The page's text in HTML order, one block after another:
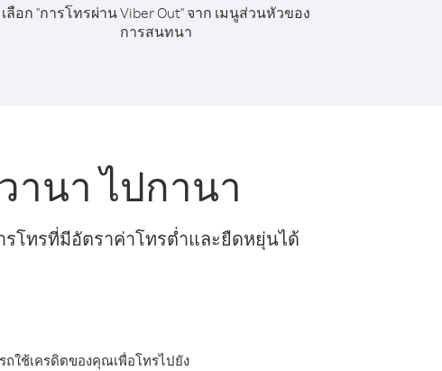
เลือก "การโทรผ่าน Viber Out" จาก เมนูส่วนหัวของ
การสนทนา
านา ไปกานา
โทรที่มีอัตราค่าโทรต่ำและยืดหยุ่นได้
ถใช้เครดิตของคุณเพื่อโทรไปยัง